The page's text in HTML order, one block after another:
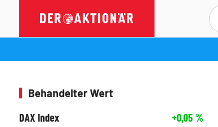
Behandelter Wert
DAX Index
+0,05%